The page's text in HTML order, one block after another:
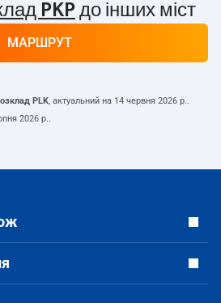
PKP до інших міст
МАРШРУТ
PLK, актуальний на 14 червня 2026 р..
2026 р..